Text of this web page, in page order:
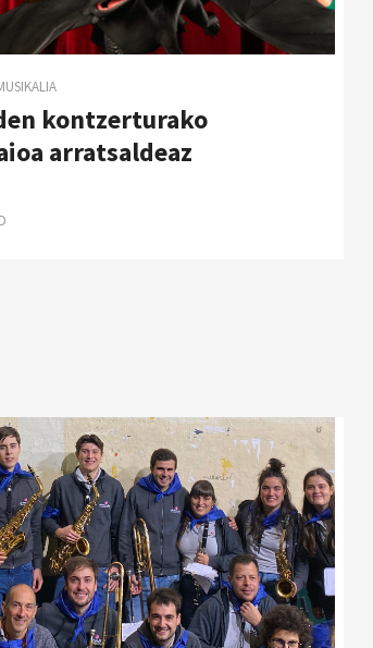
kontzerturako
arratsaldeaz